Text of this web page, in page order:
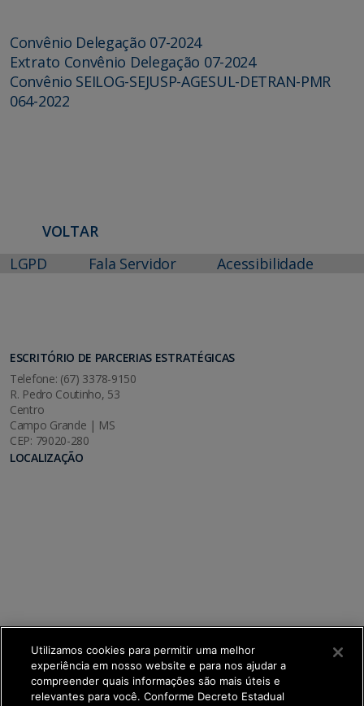
Convênio Delegação 07-2024
Extrato Convênio Delegação 07-2024
Convênio SEILOG-SEJUSP-AGESUL-DETRAN-PMR
064-2022
VOLTAR
LGPD
Fala Servidor Acessibilidade
ESCRITÓRIO DE PARCERIAS ESTRATÉGICAS
Telefone: (67) 3378-9150
R. Pedro Coutinho, 53
Centro
Campo Grande | MS
CEP: 79020-280
LOCALIZAÇÃO
Utilizamos cookies para permitir uma melhor
experiência em nosso website e para nos ajudar a
compreender quais informações são mais úteis e
relevantes para você. Conforme Decreto Estadual